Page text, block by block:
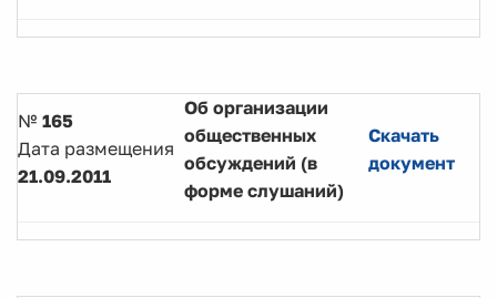
№ 165
Дата размещения
21.09.2011
Об организации
общественных
обсуждений (в
форме слушаний)
Скачать
документ